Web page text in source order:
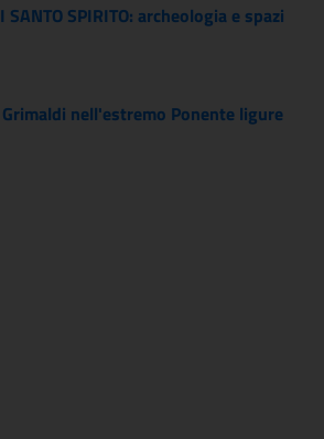
SANTO SPIRITO: archeologia e spazi
nell'estremo Ponente ligure